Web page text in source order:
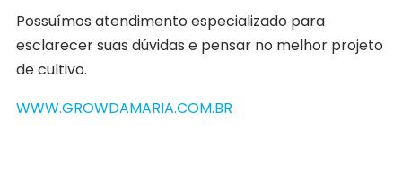
Possuímos atendimento especializado para
esclarecer suas dúvidas e pensar no melhor projeto
de cultivo.
WWW.GROWDAMARIA.COM.BR